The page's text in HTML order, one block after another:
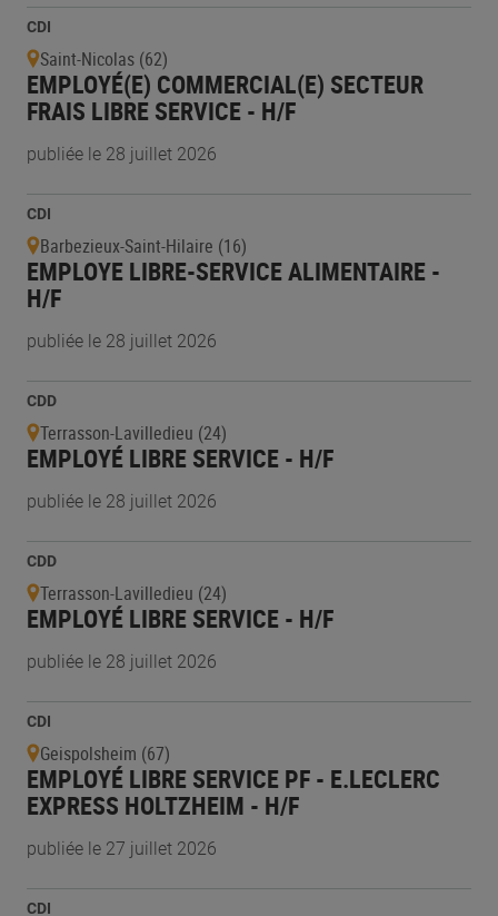
CDI
Saint-Nicolas (62)
EMPLOYÉ(E) COMMERCIAL(E) SECTEUR
FRAIS LIBRE SERVICE - H/F
publiée le 28 juillet 2026
CDI
Barbezieux-Saint-Hilaire (16)
EMPLOYE LIBRE-SERVICE ALIMENTAIRE -
H/F
publiée le 28 juillet 2026
CDD
Terrasson-Lavilledieu (24)
EMPLOYÉ LIBRE SERVICE - H/F
publiée le 28 juillet 2026
CDD
Terrasson-Lavilledieu (24)
EMPLOYÉ LIBRE SERVICE - H/F
publiée le 28 juillet 2026
CDI
Geispolsheim (67)
EMPLOYÉ LIBRE SERVICE PF - E.LECLERC
EXPRESS HOLTZHEIM - H/F
publiée le 27 juillet 2026
CDI